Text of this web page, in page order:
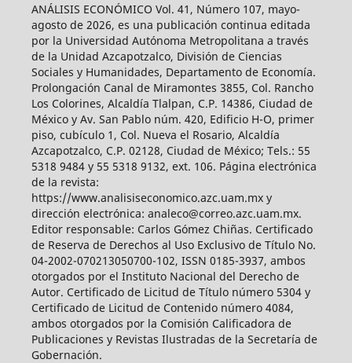
ANÁLISIS ECONÓMICO Vol. 41, Número 107, mayo-
agosto de 2026, es una publicación continua editada
por la Universidad Autónoma Metropolitana a través
de la Unidad Azcapotzalco, División de Ciencias
Sociales y Humanidades, Departamento de Economía.
Prolongación Canal de Miramontes 3855, Col. Rancho
Los Colorines, Alcaldía Tlalpan, C.P. 14386, Ciudad de
México y Av. San Pablo núm. 420, Edificio H-O, primer
piso, cubículo 1, Col. Nueva el Rosario, Alcaldía
Azcapotzalco, C.P. 02128, Ciudad de México; Tels.: 55
5318 9484 y 55 5318 9132, ext. 106. Página electrónica
de la revista:
https://www.analisiseconomico.azc.uam.mx y
dirección electrónica: analeco@correo.azc.uam.mx.
Editor responsable: Carlos Gómez Chiñas. Certificado
de Reserva de Derechos al Uso Exclusivo de Título No.
04-2002-070213050700-102, ISSN 0185-3937, ambos
otorgados por el Instituto Nacional del Derecho de
Autor. Certificado de Licitud de Título número 5304 y
Certificado de Licitud de Contenido número 4084,
ambos otorgados por la Comisión Calificadora de
Publicaciones y Revistas Ilustradas de la Secretaría de
Gobernación.